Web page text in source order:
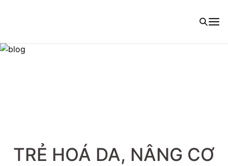
TRẺ HOÁ DA, NÂNG CƠ